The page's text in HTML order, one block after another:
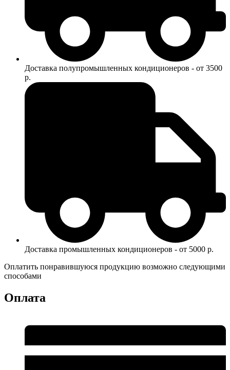
Доставка полупромышленных кондиционеров - от 3500
р.
Доставка промышленных кондиционеров - от 5000 р.
Оплатить понравившуюся продукцию возможно следующими
способами
Оплата